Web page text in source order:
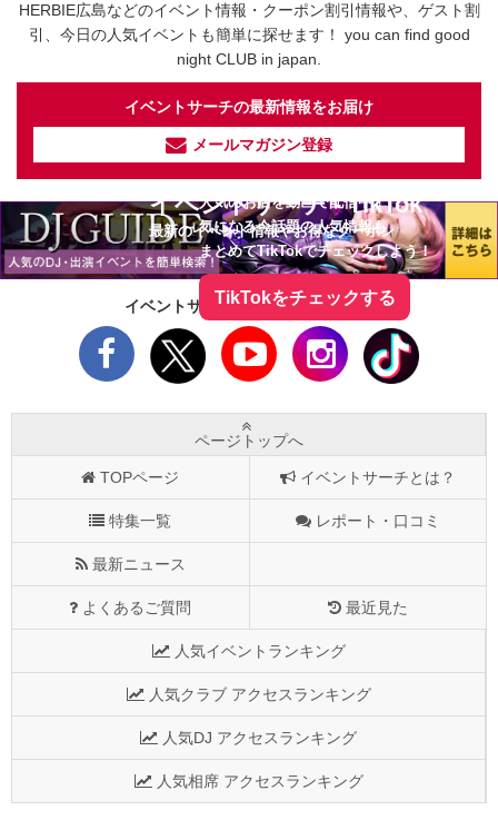
HERBIE広島などのイベント情報・クーポン割引情報や、ゲスト割
引、今日の人気イベントも簡単に探せます！ you can find good
night CLUB in japan.
イベントサーチの最新情報をお届け
メールマガジン登録
イベントサーチ - TikTok
最新のイベント情報やお得なクーポン
人気のお店を動画で配信中！
気になる今話題の人気情報も
まとめてTikTokでチェックしよう！
TikTokをチェックする
イベントサーチをフォローしよう！
ページトップへ
TOPページ イベントサーチとは？
特集一覧 レポート・口コミ
最新ニュース
よくあるご質問 最近見た
人気イベントランキング
人気クラブ アクセスランキング
人気DJ アクセスランキング
人気相席 アクセスランキング